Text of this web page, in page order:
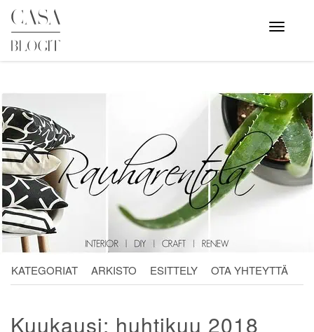
Skip
content
Avaa
valikko
KATEGORIAT ARKISTO ESITTELY OTA YHTEYTTÄ
Kuukausi: huhtikuu 2018